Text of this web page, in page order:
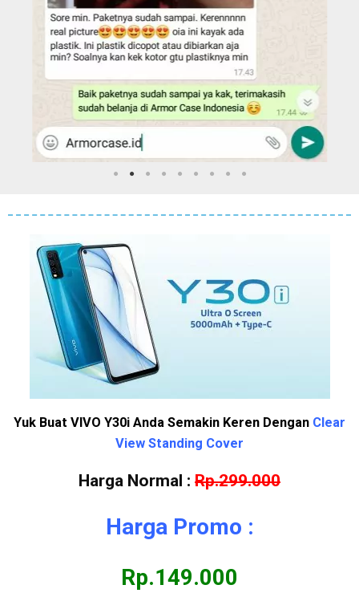
Yuk Buat VIVO Y30i Anda Semakin Keren Dengan Clear
View Standing Cover
Harga Normal : Rp.299.000
Harga Promo :
Rp.149.000